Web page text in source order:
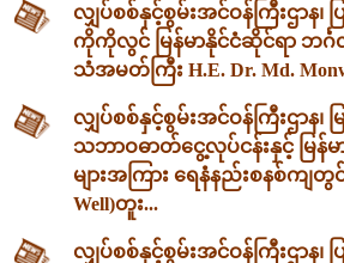
လျှပ်စစ်နှင့်စွမ်းအင်ဝန်ကြီးဌာန၊
ကိုကိုလွင် မြန်မာနိုင်ငံဆိုင်ရာ ဘင်္ဂ
သံအမတ်ကြီး H.E. Dr. Md.
လျှပ်စစ်နှင့်စွမ်းအင်ဝန်ကြီးဌာန၊ မ
သဘာဝဓာတ်ငွေ့လုပ်ငန်းနှင့် မြန်
များအကြား ရေနံနည်းစနစ်ကျတွင်
Well)တူး...
လျှပ်စစ်နှင့်စွမ်းအင်ဝန်ကြီးဌာန၊